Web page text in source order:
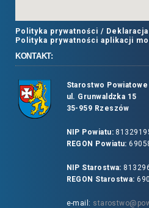
Polityka prywatności /
Polityka prywatności aplikacji
KONTAKT:
Starostwo
ul. Grunwaldzka 15
35-959 Rzeszów
NIP Powiatu:
REGON Powiatu:
NIP Starostwa:
REGON Starostwa:
e-mail: